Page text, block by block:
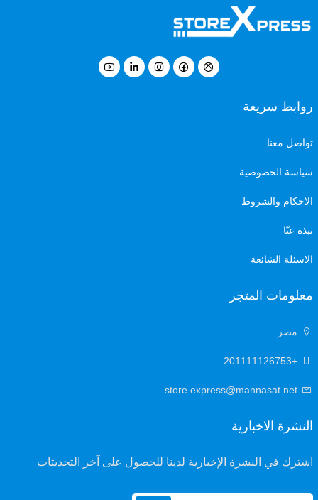
روابط سريعة
تواصل معنا
سياسة الخصوصية
الاحكام والشروط
نبذة عنّا
الاسئلة الشائعة
معلومات المتجر
مصر
+201111126753
النشرة الاخبارية
اشترك في النشرة الإخبارية لدينا للحصول على آخر التحديثات